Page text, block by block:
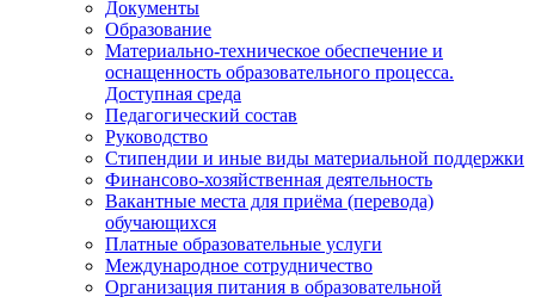
Документы
Образование
Материально-техническое обеспечение и
оснащенность образовательного процесса.
Доступная среда
Педагогический состав
Руководство
Стипендии и иные виды материальной поддержки
Финансово-хозяйственная деятельность
Вакантные места для приёма (перевода)
обучающихся
Платные образовательные услуги
Международное сотрудничество
Организация питания в образовательной